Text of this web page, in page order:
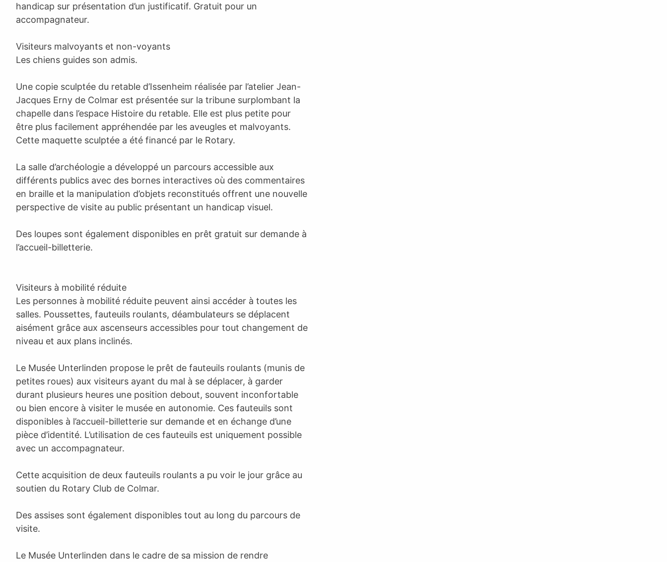
handicap sur présentation d’un justificatif. Gratuit pour un
accompagnateur.
Visiteurs malvoyants et non-voyants
Les chiens guides son admis.
Une copie sculptée du retable d’Issenheim réalisée par l’atelier Jean-
Jacques Erny de Colmar est présentée sur la tribune surplombant la
chapelle dans l’espace Histoire du retable. Elle est plus petite pour
être plus facilement appréhendée par les aveugles et malvoyants.
Cette maquette sculptée a été financé par le Rotary.
La salle d’archéologie a développé un parcours accessible aux
différents publics avec des bornes interactives où des commentaires
en braille et la manipulation d’objets reconstitués offrent une nouvelle
perspective de visite au public présentant un handicap visuel.
Des loupes sont également disponibles en prêt gratuit sur demande à
l’accueil-billetterie.
Visiteurs à mobilité réduite
Les personnes à mobilité réduite peuvent ainsi accéder à toutes les
salles. Poussettes, fauteuils roulants, déambulateurs se déplacent
aisément grâce aux ascenseurs accessibles pour tout changement de
niveau et aux plans inclinés.
Le Musée Unterlinden propose le prêt de fauteuils roulants (munis de
petites roues) aux visiteurs ayant du mal à se déplacer, à garder
durant plusieurs heures une position debout, souvent inconfortable
ou bien encore à visiter le musée en autonomie. Ces fauteuils sont
disponibles à l’accueil-billetterie sur demande et en échange d’une
pièce d’identité. L’utilisation de ces fauteuils est uniquement possible
avec un accompagnateur.
Cette acquisition de deux fauteuils roulants a pu voir le jour grâce au
soutien du Rotary Club de Colmar.
Des assises sont également disponibles tout au long du parcours de
visite.
Le Musée Unterlinden dans le cadre de sa mission de rendre